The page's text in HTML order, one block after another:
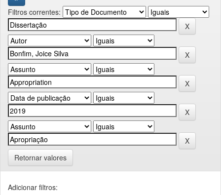
Filtros correntes:
Retornar valores
Adicionar filtros: